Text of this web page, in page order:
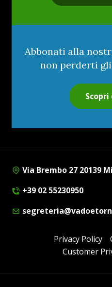
Abbonati alla
non perderti
Scopri
Via Brembo 27 20139
+39 02 55230950
Privacy Policy
Customer